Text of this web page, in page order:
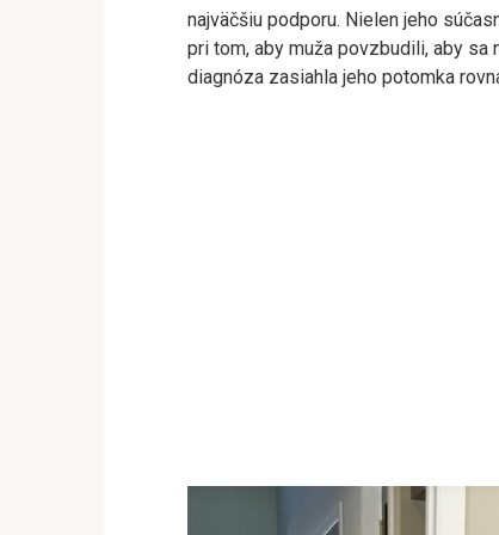
najväčšiu podporu. Nielen jeho
pri tom, aby muža povzbudili, aby
diagnóza zasiahla jeho potomka